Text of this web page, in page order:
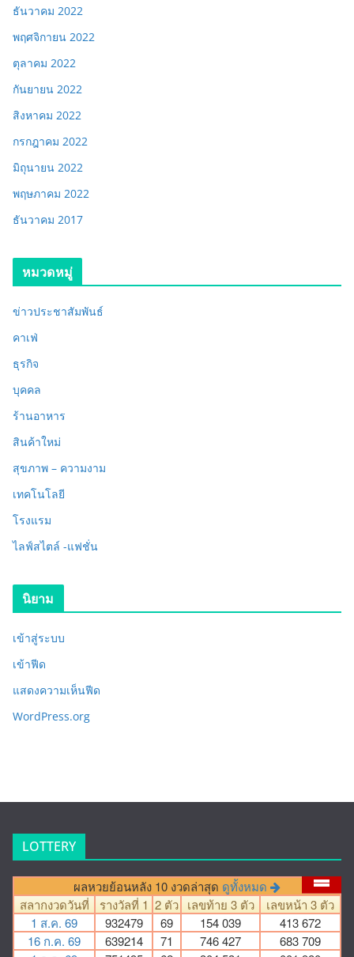
ธันวาคม 2022
พฤศจิกายน 2022
ตุลาคม 2022
กันยายน 2022
สิงหาคม 2022
กรกฎาคม 2022
มิถุนายน 2022
พฤษภาคม 2022
ธันวาคม 2017
หมวดหมู่
ข่าวประชาสัมพันธ์
คาเฟ่
ธุรกิจ
บุคคล
ร้านอาหาร
สินค้าใหม่
สุขภาพ – ความงาม
เทคโนโลยี
โรงแรม
ไลฟ์สไตล์ -แฟชั่น
นิยาม
เข้าสู่ระบบ
เข้าฟีด
แสดงความเห็นฟีด
WordPress.org
LOTTERY